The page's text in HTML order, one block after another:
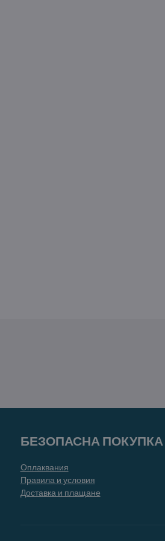
БЕЗОПАСНА ПОКУПКА
Оплаквания
Правила и условия
Доставка и плащане